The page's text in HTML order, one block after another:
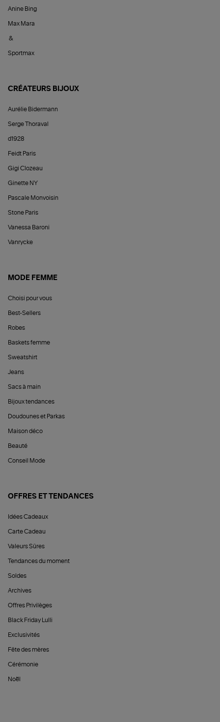
Anine Bing
Max Mara
&
Sportmax
CRÉATEURS BIJOUX
Aurélie Bidermann
Serge Thoraval
d1928
Feidt Paris
Gigi Clozeau
Ginette NY
Pascale Monvoisin
Stone Paris
Vanessa Baroni
Vanrycke
MODE FEMME
Choisi pour vous
Best-Sellers
Robes
Baskets femme
Sweatshirt
Jeans
Sacs à main
Bijoux tendances
Doudounes et Parkas
Maison déco
Beauté
Conseil Mode
OFFRES ET TENDANCES
Idées Cadeaux
Carte Cadeau
Valeurs Sûres
Tendances du moment
Soldes
Archives
Offres Privilèges
Black Friday Lulli
Exclusivités
Fête des mères
Cérémonie
Noël